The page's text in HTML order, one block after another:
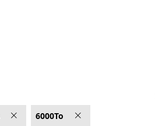
6000To